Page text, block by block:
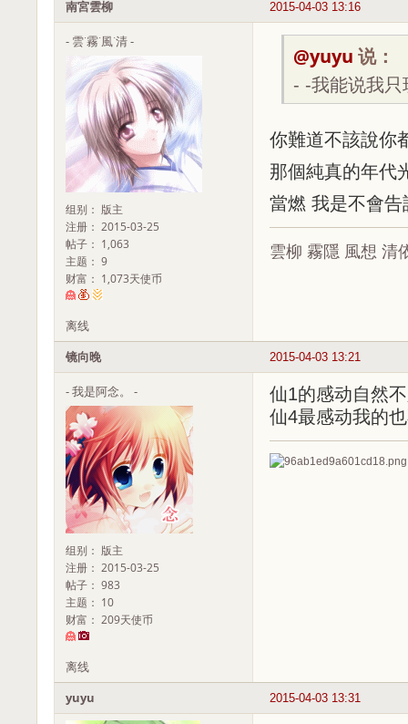
2015-04-03 13:16
南宮雲柳
- 雲˙霧˙風˙清 -
组别： 版主
注册： 2015-03-25
帖子： 1,063
主题： 9
财富： 1,073天使币
@yuyu 说：
- -我能说我
你難道不該說你
那個純真的年代
當燃 我是不會告
雲柳 霧隱 風想 清
离线
2015-04-03 13:21
镜向晚
- 我是阿念。 -
组别： 版主
注册： 2015-03-25
帖子： 983
主题： 10
财富： 209天使币
仙1的感动自然
仙4最感动我的
离线
2015-04-03 13:31
yuyu